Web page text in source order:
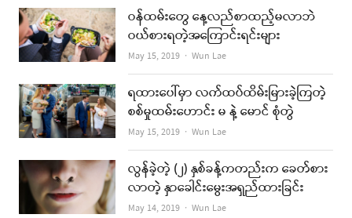
ဝန်ထမ်းတွေ နေ့လည်စာထည့်မလာဘဲ
ဝယ်စားရတဲ့အကြောင်းရင်းများ
May 15, 2019 Author
Wun Lae
ရထားပေါ်မှာ လက်ထပ်ထိမ်းမြားခဲ့ကြတဲ့
စစ်မှုထမ်းဟောင်း မ နဲ့ မောင် စုံတွဲ
May 15, 2019 Author
Wun Lae
လွန်ခဲ့တဲ့ (၂) နှစ်ခန့်ကတည်းက ခေတ်စား
လာတဲ့ နှာခေါင်းမွေးအရှည်ထားခြင်း
May 14, 2019 Author
Wun Lae